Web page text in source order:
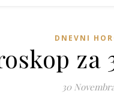
DNEVNI
za
30